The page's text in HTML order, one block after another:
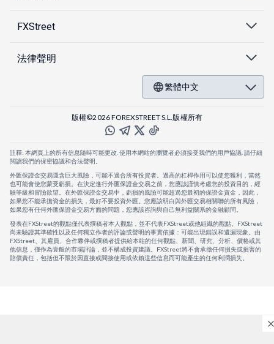
FXStreet
法律聲明
繁體中文
版權©2026 FOREXSTREET S.L.版權所有
註釋: 本網頁上的所有信息隨時可能更改. 使用本網站的瀏覽者必須接受我們的用戶協議. 請仔細
閱讀我們的保密協議和合法聲明。
外匯保證金交易隱含巨大風險，可能不適合所有投資者。過高的杠桿作用可以使您獲利，當然
也可能會使您蒙受虧損。在決定進行外匯保證金交易之前，您應該謹慎考慮您的投資目的，經
驗等級和冒險欲望。在外匯保證金交易中，虧損的風險可能超過您最初的保證金資金，因此，
如果您不能承擔資金的損失，最好不要投資外匯。您應該明白與外匯交易相關聯的所有風險，
如果您有任何外匯保證金交易方面的問題，您應該咨詢與自己無利益關系的金融顧問。
發表在FXStreet的觀點僅代表撰稿者本人觀點，並不代表FXStreet或他組織的觀點。FXStreet
尚未驗證其準確性以及任何獨立作者的評論或聲明的事實依據：可能出現錯誤和遺漏現象。由
FXStreet、其雇員、合作夥伴或撰稿者提供給本站的任何觀點、新聞、研究、分析、價格或其
他信息，僅作為壹般的市場評論，並不構成投資建議。FXStreet將不會承擔任何損失或損害的
賠償責任，包括但不限於因直接或間接使用或依賴這些信息而可能產生的任何利潤損失。